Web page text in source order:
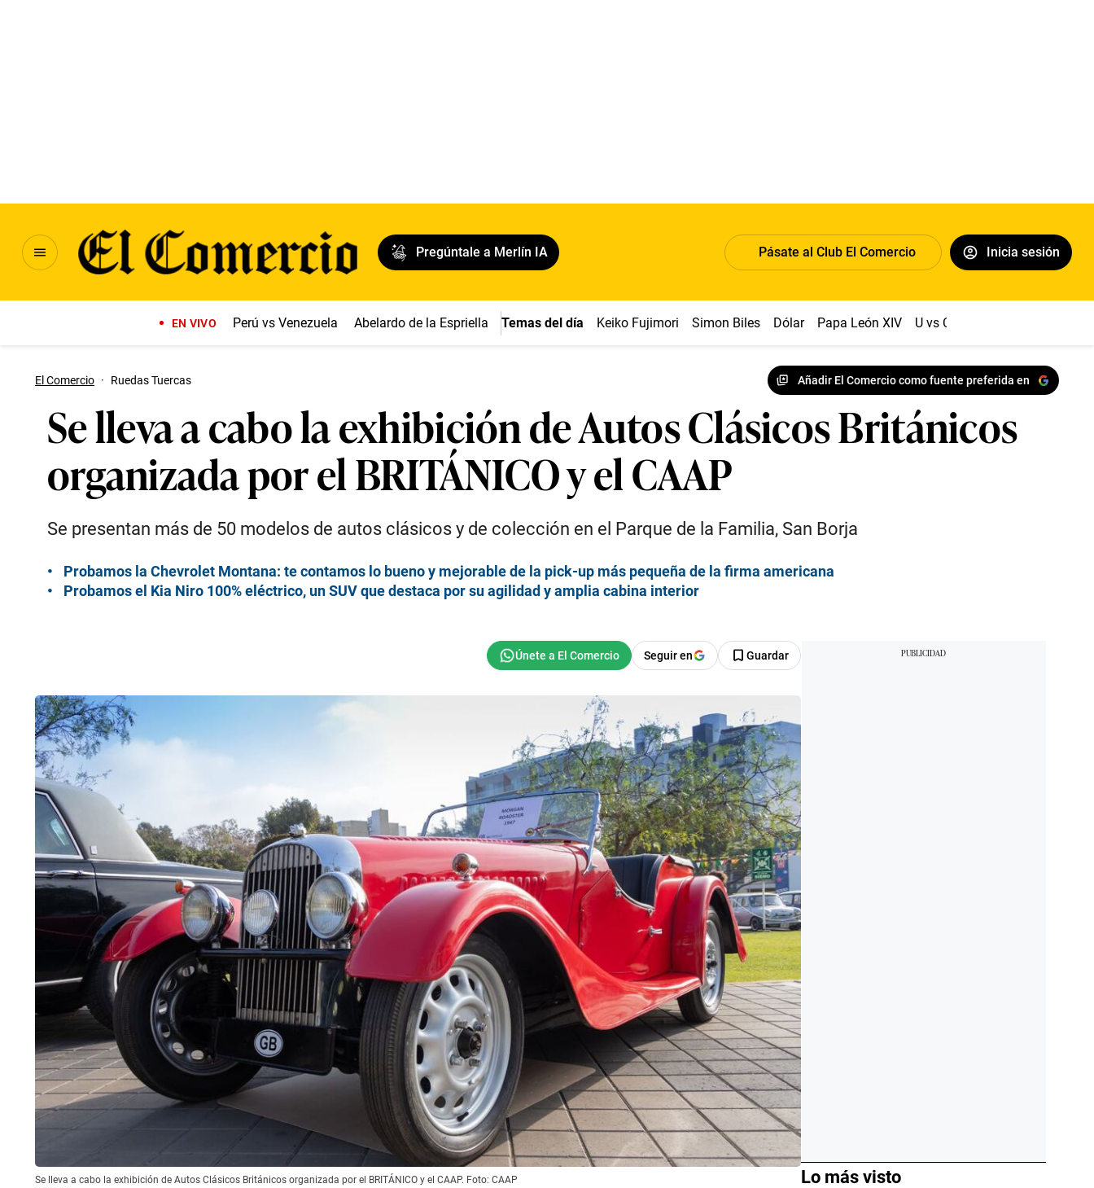
Pregúntale a Merlín IA Pásate al Club El Comercio Inicia sesión
EN VIVO Perú vs Venezuela Abelardo de la Espriella Temas del día Keiko Fujimori Simon Biles Dólar Papa León XIV U vs Cristal
El Comercio · Ruedas Tuercas Añadir El Comercio como fuente preferida en
Se lleva a cabo la exhibición de Autos Clásicos Británicos
organizada por el BRITÁNICO y el CAAP
Se presentan más de 50 modelos de autos clásicos y de colección en el Parque de la Familia, San Borja
Probamos la Chevrolet Montana: te contamos lo bueno y mejorable de la pick-up más pequeña de la firma americana
Probamos el Kia Niro 100% eléctrico, un SUV que destaca por su agilidad y amplia cabina interior
Seguir en Guardar
Se lleva a cabo la exhibición de Autos Clásicos Británicos organizada por el BRITÁNICO y el CAAP. Foto: CAAP
Lo más visto